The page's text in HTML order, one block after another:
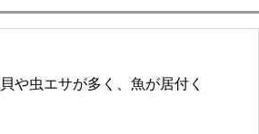
や虫エサが多く、魚が居付く